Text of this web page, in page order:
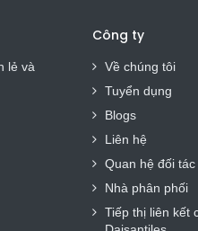
lẻ và
Công ty
Về chúng tôi
Tuyển dụng
Blogs
Liên hệ
Quan hệ đối tác
Nhà phân phối
Tiếp thị liên kết